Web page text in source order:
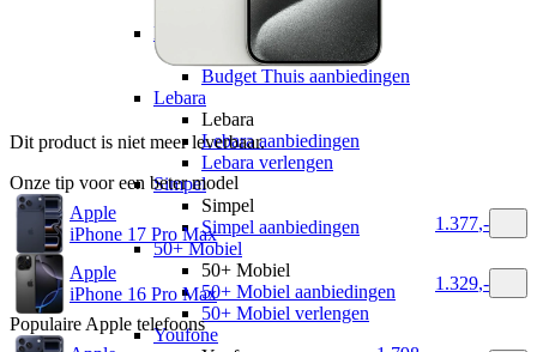
Simyo aanbiedingen
Budget Thuis
Budget Thuis
Budget Thuis aanbiedingen
Lebara
Lebara
Lebara aanbiedingen
Lebara verlengen
Simpel
Simpel
Simpel aanbiedingen
50+ Mobiel
50+ Mobiel
50+ Mobiel aanbiedingen
50+ Mobiel verlengen
Youfone
Dit product is niet meer leverbaar.
Onze tip voor een beter model
Apple
iPhone 17 Pro Max
1.377,-
Apple
iPhone 16 Pro Max
1.329,-
Populaire Apple telefoons